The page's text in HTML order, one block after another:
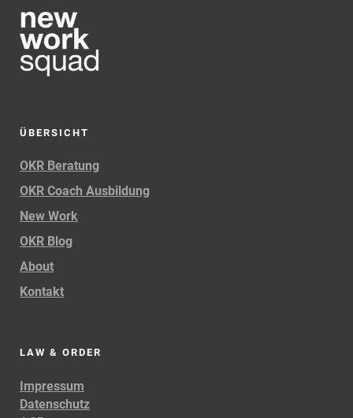
ÜBERSICHT
OKR Beratung
OKR Coach Ausbildung
New Work
OKR Blog
About
Kontakt
LAW & ORDER
Impressum
Datenschutz